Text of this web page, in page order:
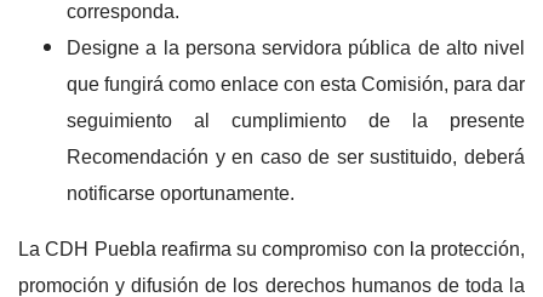
corresponda.
Designe a la persona servidora pública de alto nivel
que fungirá como enlace con esta Comisión, para dar
seguimiento al cumplimiento de la presente
Recomendación y en caso de ser sustituido, deberá
notificarse oportunamente.
La CDH Puebla reafirma su compromiso con la protección,
promoción y difusión de los derechos humanos de toda la